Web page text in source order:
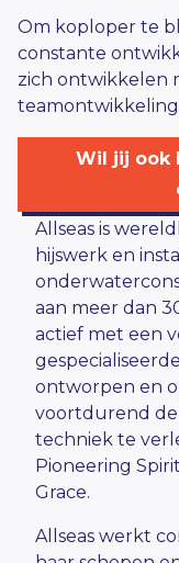
Om koploper te
constante
zich ontwikkelen
Wil jij ook
Allseas is
hijswerk en
aan meer dan
actief met een
ontworpen en
voortdurend de
techniek te
Pioneering
Grace.
Allseas werkt